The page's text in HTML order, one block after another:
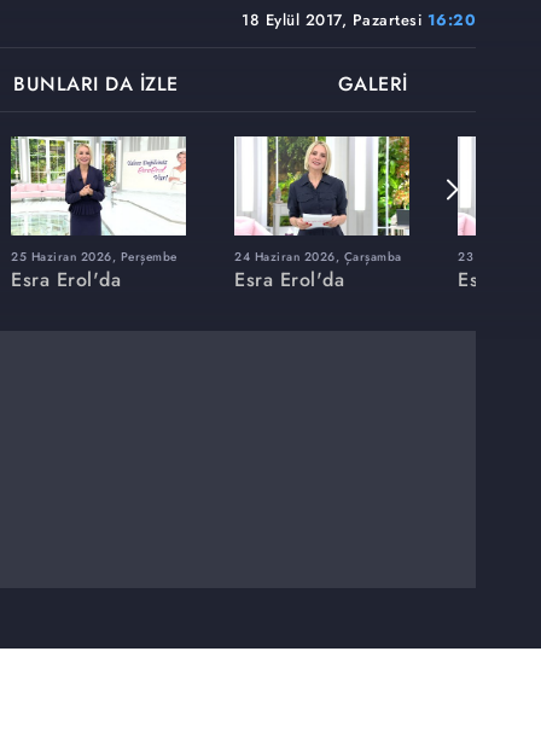
18 Eylül 2017, Pazartesi 16:20
BUNLARI DA İZLE GALERİ
25 Haziran 2026, Perşembe
Esra Erol'da
24 Haziran 2026, Çarşamba
Esra Erol'da
23 Haziran
Esra